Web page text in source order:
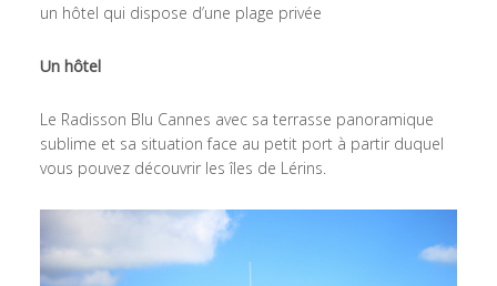
un hôtel qui dispose d’une plage privée
Un hôtel
Le Radisson Blu Cannes avec sa terrasse panoramique
sublime et sa situation face au petit port à partir duquel
vous pouvez découvrir les îles de Lérins.